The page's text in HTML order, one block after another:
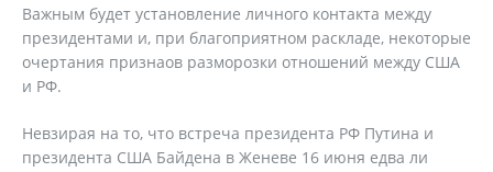
Важным будет установление личного контакта между
президентами и, при благоприятном раскладе, некоторые
очертания признаов разморозки отношений между США
и РФ.
Невзирая на то, что встреча президента РФ Путина и
президента США Байдена в Женеве 16 июня едва ли